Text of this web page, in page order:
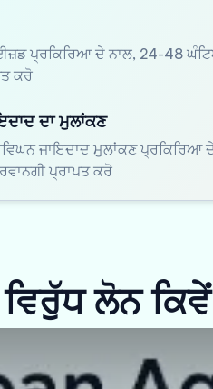
ਪ੍ਰਕਿਰਿਆ ਦੇ ਨਾਲ, 24-48
ਕਰੋ
ਦਾ ਮੁਲਾਂਕਣ
ਜਾਇਦਾਦ ਮੁਲਾਂਕਣ ਪ੍ਰਕਿਰਿਆ
ਪ੍ਰਾਪਤ ਕਰੋ
ਲੋਨ